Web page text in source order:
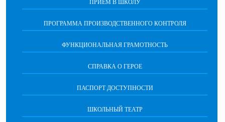
ПРИЕМ В ШКОЛУ
ПРОГРАММА ПРОИЗВОДСТВЕННОГО КОНТРОЛЯ
ФУНКЦИОНАЛЬНАЯ ГРАМОТНОСТЬ
СПРАВКА О ГЕРОЕ
ПАСПОРТ ДОСТУПНОСТИ
ШКОЛЬНЫЙ ТЕАТР